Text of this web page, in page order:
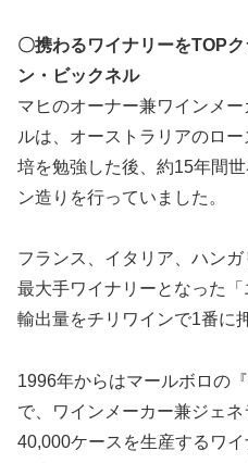
〇携わるワイナリーをTOP
ン・ビックネル
マヒのオーナー兼ワインメ
ルは、オーストラリアのロ
培を勉強した後、約15年間
ン造りを行っていました。
フランス、イタリア、ハン
最大手ワイナリーとなった
輸出量をチリワインで1番に
1996年からはマールボロの
で、ワインメーカー兼ジェ
40,000ケースを生産するワイ